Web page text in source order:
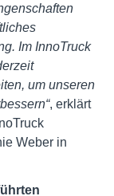
Im InnoTruck
um unseren
, erklärt
Weber in